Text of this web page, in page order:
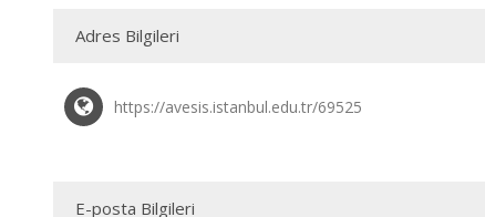
Adres Bilgileri
https://avesis.istanbul.edu.tr/69525
E-posta Bilgileri